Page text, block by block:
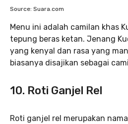
Source: Suara.com
Menu ini adalah camilan khas
tepung beras ketan. Jenang
yang kenyal dan rasa yang
biasanya disajikan sebagai
10. Roti Ganjel Rel
Roti ganjel rel merupakan